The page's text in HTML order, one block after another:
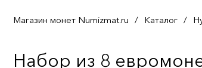
Магазин монет Numizmat.ru / Каталог /
Набор из 8